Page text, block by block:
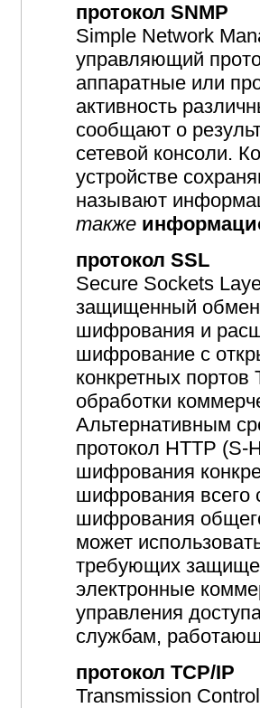
протокол SNMP
Simple Network
управляющий
аппаратные или
активность
сообщают о
сетевой консоли.
устройстве
называют
также
протокол SSL
Secure Sockets
защищенный
шифрования и
шифрование с
конкретных
обработки
Альтернативным
протокол HTTP (S-
шифрования
шифрования всего
шифрования
может
требующих
электронные
управления
службам,
протокол TCP/IP
Transmission